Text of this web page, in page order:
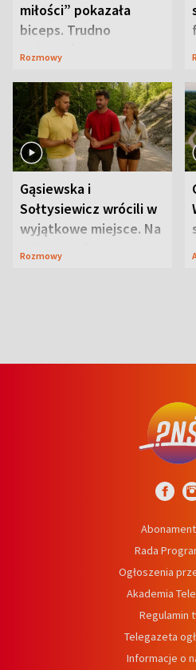
miłości” pokazała
biceps. Trudno
uwierzyć, co przeszła
Rozmowy
Gąsiewska i
Sołtysiewicz wrócili w
wyjątkowe miejsce. Na
szlaku czekał
Rozmowy
Abonament
Rada
Ogłoszenia
Akademia
Regulamin
Telegazeta
Informacje o